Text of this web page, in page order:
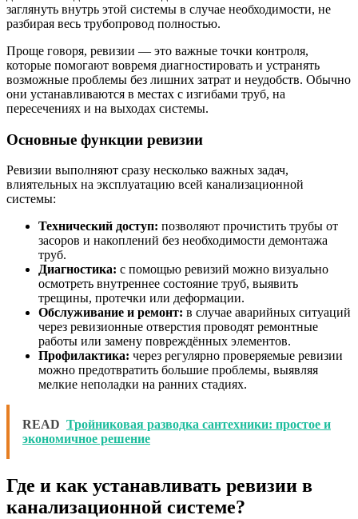
заглянуть внутрь этой системы в случае необходимости, не
разбирая весь трубопровод полностью.
Проще говоря, ревизии — это важные точки контроля,
которые помогают вовремя диагностировать и устранять
возможные проблемы без лишних затрат и неудобств. Обычно
они устанавливаются в местах с изгибами труб, на
пересечениях и на выходах системы.
Основные функции ревизии
Ревизии выполняют сразу несколько важных задач,
влиятельных на эксплуатацию всей канализационной
системы:
Технический доступ: позволяют прочистить трубы от
засоров и накоплений без необходимости демонтажа
труб.
Диагностика: с помощью ревизий можно визуально
осмотреть внутреннее состояние труб, выявить
трещины, протечки или деформации.
Обслуживание и ремонт: в случае аварийных ситуаций
через ревизионные отверстия проводят ремонтные
работы или замену повреждённых элементов.
Профилактика: через регулярно проверяемые ревизии
можно предотвратить большие проблемы, выявляя
мелкие неполадки на ранних стадиях.
READ Тройниковая разводка сантехники: простое и
экономичное решение
Где и как устанавливать ревизии в
канализационной системе?